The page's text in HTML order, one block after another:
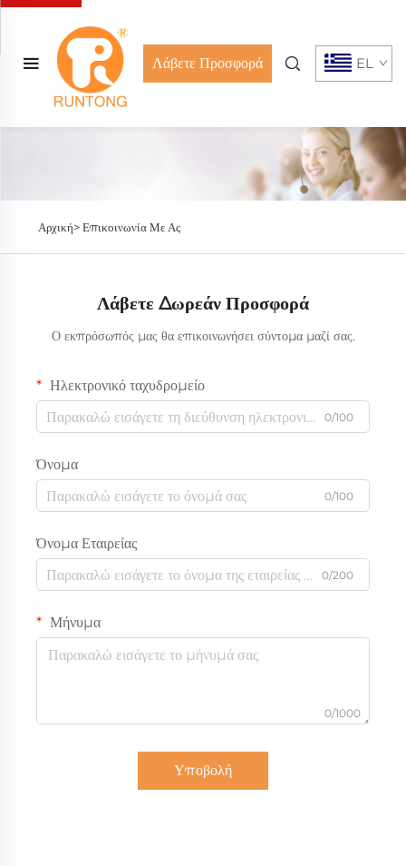
Λάβετε Προσφορά EL
Αρχική>Επικοινωνία Με Ας
Λάβετε Δωρεάν Προσφορά
Ο εκπρόσωπός μας θα επικοινωνήσει σύντομα μαζί σας.
Ηλεκτρονικό ταχυδρομείο
0/100
Όνομα
0/100
Όνομα Εταιρείας
0/200
Μήνυμα
0/1000
Υποβολή